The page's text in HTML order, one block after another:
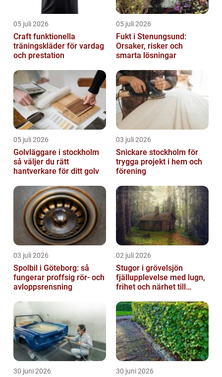
05 juli 2026
Craft funktionella
träningskläder för vardag
och prestation
05 juli 2026
Fukt i Stenungsund:
Orsaker, risker och
smarta lösningar
05 juli 2026
Golvläggare i stockholm
så väljer du rätt
hantverkare för ditt golv
03 juli 2026
Snickare stockholm för
trygga projekt i hem och
förening
03 juli 2026
Spolbil i Göteborg: så
fungerar proffsig rör- och
avloppsrensning
02 juli 2026
Stugor i grövelsjön
fjällupplevelse med lugn,
frihet och närhet till
30 juni 2026 30 juni 2026